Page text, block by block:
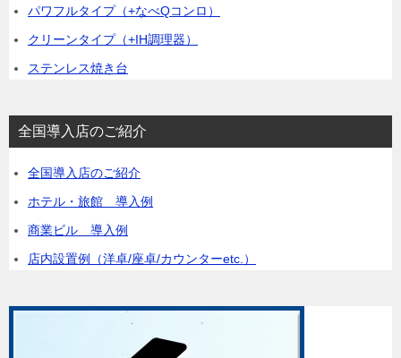
パワフルタイプ（+なべQコンロ）
クリーンタイプ（+IH調理器）
ステンレス焼き台
全国導入店のご紹介
全国導入店のご紹介
ホテル・旅館 導入例
商業ビル 導入例
店内設置例（洋卓/座卓/カウンターetc.）